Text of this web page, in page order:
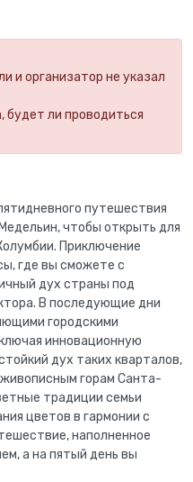
и организатор не указал
будет ли проводиться
путешествия
чтобы открыть для
Приключение
где вы сможете с
дух страны под
В последующие дни
городскими
инновационную
дух таких кварталов,
живописным горам Санта-
традиции семьи
цветов в гармонии с
наполненное
а на пятый день вы